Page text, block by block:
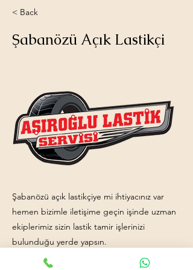
< Back
Şabanözü Açık Lastikçi
Şabanözü açık lastikçiye mi ihtiyacınız var
hemen bizimle iletişime geçin işinde uzman
ekiplerimiz sizin lastik tamir işlerinizi
bulunduğu yerde yapsın.